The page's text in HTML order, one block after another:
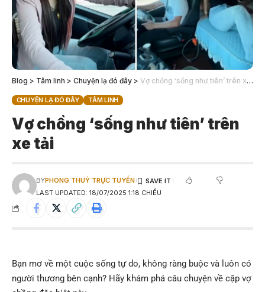
Blog > Tâm linh > Chuyện lạ đó đây > Vợ chồng ‘sống như tiên’ trên xe tải
CHUYỆN LẠ ĐÓ ĐÂY TÂM LINH
Vợ chồng ‘sống như tiên’ trên
xe tải
LAST UPDATED: 18/07/2025 1:18 CHIỀU
BYPHONG THUỶ TRỰC TUYẾN
Bạn mơ về một cuộc sống tự do, không ràng buộc và luôn có
người thương bên cạnh? Hãy khám phá câu chuyện về cặp vợ